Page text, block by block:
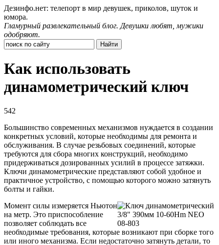
Дезинфо.нет: телепорт в мир девушек, приколов, шуток и
юмора.
Гламурный развлекательный блог. Девушки любят, мужики
одобряют.
Как использовать
динамометрический ключ
542
Большинство современных механизмов нуждается в создании
конкретных условий, которые необходимы для ремонта и
обслуживания. В случае резьбовых соединений, которые
требуются для сбора многих конструкций, необходимо
придерживаться дозированных усилий в процессе затяжки.
Ключи динамометрические представляют собой удобное и
практичное устройство, с помощью которого можно затянуть
болты и гайки.
Момент силы измеряется Ньютон
на метр. Это приспособление
позволяет соблюдать все
необходимые требования, которые возникают при сборке того
или иного механизма. Если недостаточно затянуть детали, то